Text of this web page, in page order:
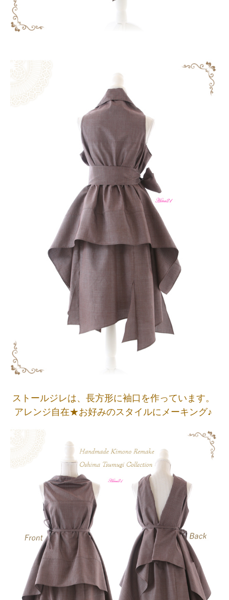
ストールジレは、長方形に袖口を作っています。
アレンジ自在★お好みのスタイルにメーキング♪